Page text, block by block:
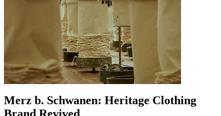
Merz b. Schwanen: Heritage Clothing
Brand Revived